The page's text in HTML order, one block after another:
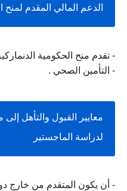
الدعم المالي المقدم لمنح
- تقدم منح الحكومية
- التأمين الصحي .
لدراسة الماجستير
- أن يكون المتقدم من خارج